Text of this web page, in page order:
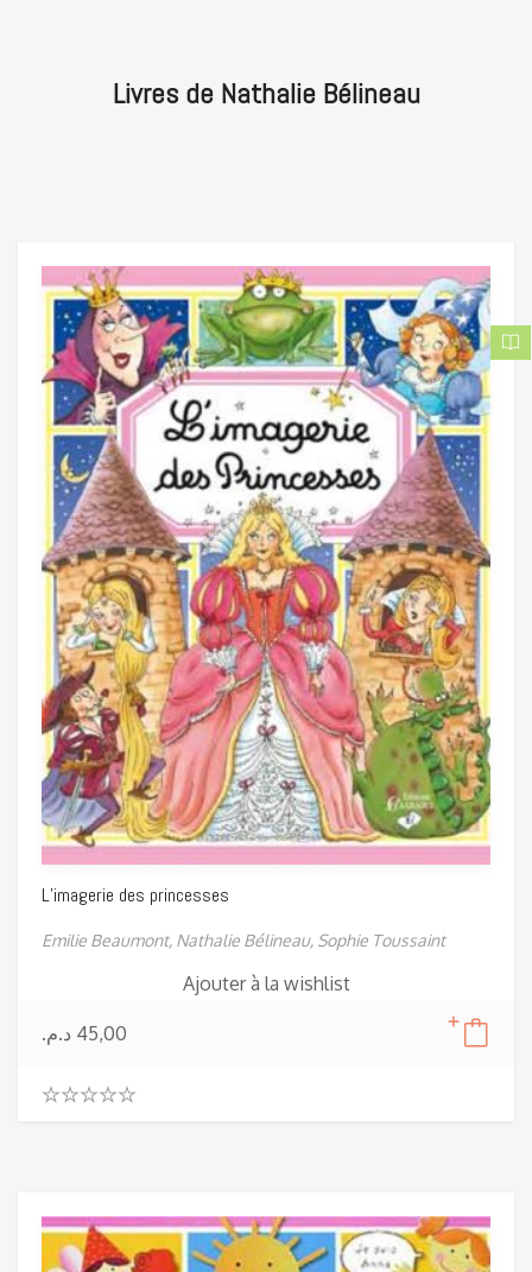
Livres de Nathalie Bélineau
L’imagerie des princesses
Emilie Beaumont, Nathalie Bélineau, Sophie Toussaint
Ajouter à la wishlist
45,00 د.م.
u
t